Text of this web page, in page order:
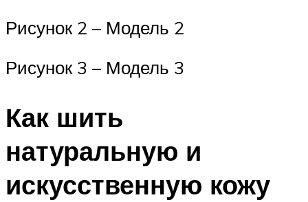
Рисунок 2 – Модель 2
Рисунок 3 – Модель 3
Как шить
натуральную и
искусственную кожу